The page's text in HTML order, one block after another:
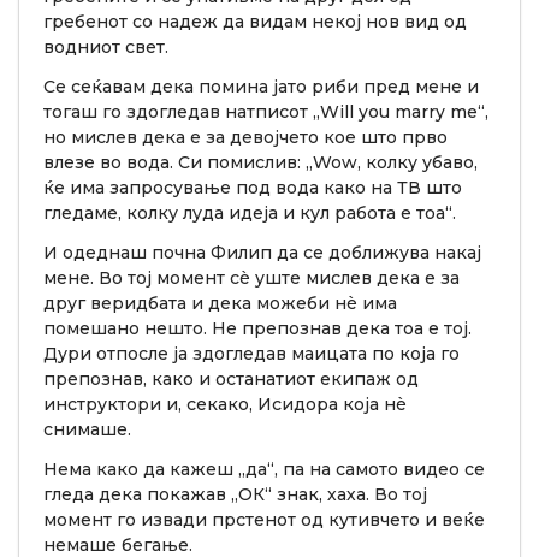
гребенот со надеж да видам некој нов вид од
водниот свет.
Се сеќавам дека помина јато риби пред мене и
тогаш го здогледав натписот „Will you marry me“,
но мислев дека е за девојчето кое што прво
влезе во вода. Си помислив: „Wow, колку убаво,
ќе има запросување под вода како на ТВ што
гледаме, колку луда идеја и кул работа е тоа“.
И одеднаш почна Филип да се доближува накај
мене. Во тој момент сè уште мислев дека е за
друг веридбата и дека можеби нè има
помешано нешто. Не препознав дека тоа е тој.
Дури отпосле ја здогледав маицата по која го
препознав, како и останатиот екипаж од
инструктори и, секако, Исидора која нè
снимаше.
Нема како да кажеш „да“, па на самото видео се
гледа дека покажав „ОК“ знак, хаха. Во тој
момент го извади прстенот од кутивчето и веќе
немаше бегање.